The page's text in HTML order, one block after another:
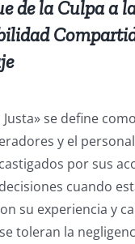
de la Culpa a
Justa» se define
y el
por sus
cuando
su experiencia y
toleran la